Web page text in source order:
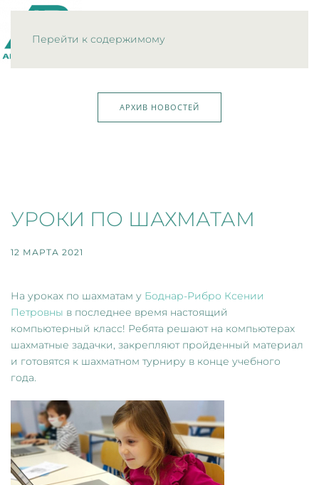
Перейти к содержимому
АРХИВ НОВОСТЕЙ
УРОКИ ПО ШАХМАТАМ
12 МАРТА 2021
На уроках по шахматам у Боднар-Рибро Ксении
Петровны в последнее время настоящий
компьютерный класс! Ребята решают на компьютерах
шахматные задачки, закрепляют пройденный материал
и готовятся к шахматном турниру в конце учебного
года.